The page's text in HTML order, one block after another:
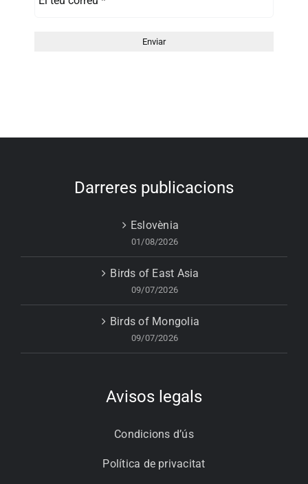
Darreres publicacions
Eslovènia
01/08/2026
Birds of East Asia
09/07/2026
Birds of Mongolia
09/07/2026
Avisos legals
Condicions d’ús
Política de privacitat